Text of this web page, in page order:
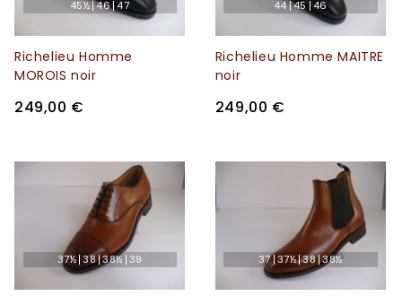
45½ 46 47
Richelieu Homme
MOROIS noir
249,00 €
44 45 46
Richelieu Homme MAITRE
noir
249,00 €
37½ 38 38½ 39 37 37½ 38 38½